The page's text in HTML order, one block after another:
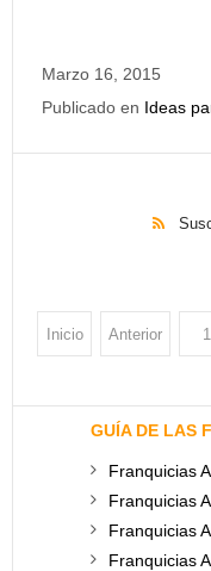
Marzo 16, 2015
Publicado en Ideas
Inicio Anterior 1
GUÍA DE LAS
Franquicias
Franquicias
Franquicias
Franquicias